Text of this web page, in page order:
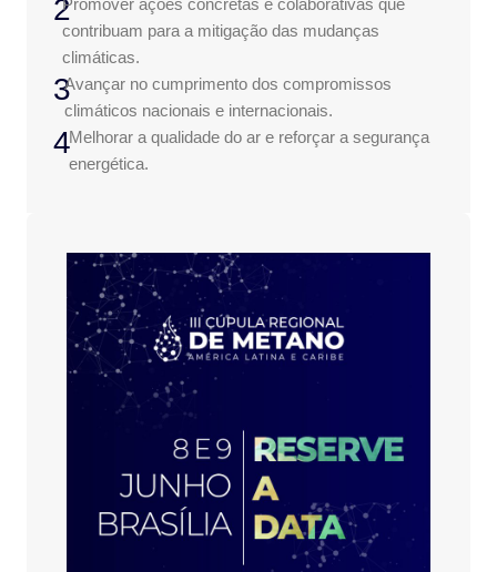
2
contribuam para a mitigação das mudanças
climáticas.
3Avançar no cumprimento dos compromissos
climáticos nacionais e internacionais.
4Melhorar a qualidade do ar e reforçar a segurança
energética.